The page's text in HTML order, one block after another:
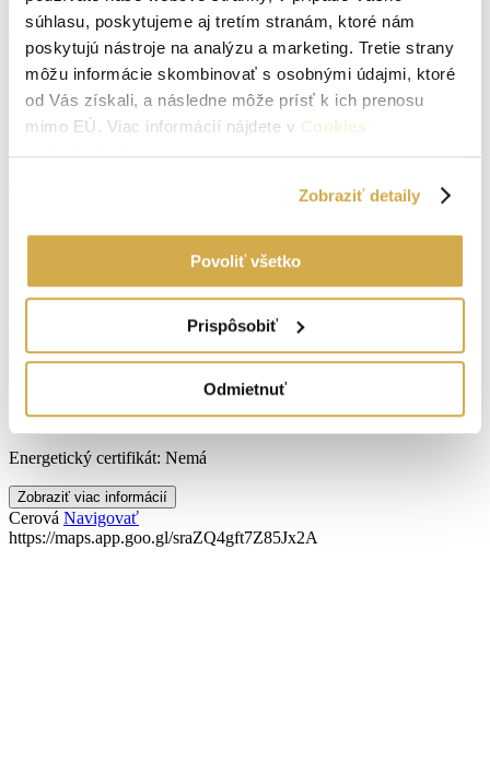
súhlasu, poskytujeme aj tretím stranám, ktoré nám
poskytujú nástroje na analýzu a marketing. Tretie strany
môžu informácie skombinovať s osobnými údajmi, ktoré
od Vás získali, a následne môže prísť k ich prenosu
mimo EÚ. Viac informácií nájdete v Cookies
podmienkach.
Zobraziť detaily
Povoliť všetko
Prispôsobiť
Odmietnuť
Typ:Predaj
Druh:pre rodinné domy
Stav: pôvodný stav
Plocha pozemku:2892 m
Internet:ano
asfaltová
Vodovod:na pozemku
Vlastníctvo:osobné
Energetický certifikát: Nemá
Zobraziť viac informácií
Cerová Navigovať
https://maps.app.goo.gl/sraZQ4gft7Z85Jx2A